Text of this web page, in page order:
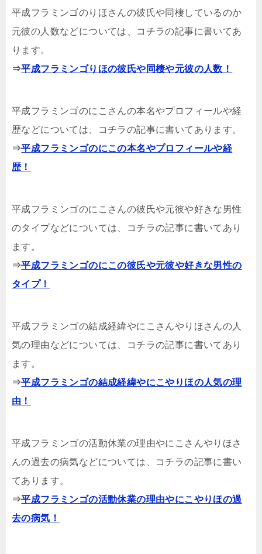
平成フラミンゴのりほさんの彼氏や同棲しているのか
元彼の人数などについては、コチラの記事に書いてあ
ります。
⇒平成フラミンゴりほの彼氏や同棲や元彼の人数！
平成フラミンゴのにこさんの本名やプロフィールや経
歴などについては、コチラの記事に書いてあります。
⇒平成フラミンゴのにこの本名やプロフィールや経
歴！
平成フラミンゴのにこさんの彼氏や元彼や好きな男性
のタイプなどについては、コチラの記事に書いてあり
ます。
⇒平成フラミンゴのにこの彼氏や元彼や好きな男性の
タイプ！
平成フラミンゴの結成経緯やにこさんやりほさんの人
気の理由などについては、コチラの記事に書いてあり
ます。
⇒平成フラミンゴの結成経緯やにこやりほの人気の理
由！
平成フラミンゴの活動休業の理由やにこさんやりほさ
んの過去の病気などについては、コチラの記事に書い
てあります。
⇒平成フラミンゴの活動休業の理由やにこやりほの過
去の病気！